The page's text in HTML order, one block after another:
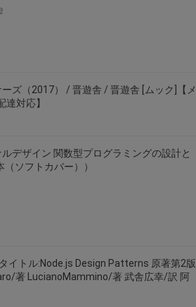
ズ（2017） / 晋遊舎 / 晋遊舎 [ムック]【メ
対応】
デザイン 関数型プログラミングの設計と
ソフトカバー））
イトル:Node.js Design Patterns 原著第2版
著 LucianoMammino/著 武舎広幸/訳 阿